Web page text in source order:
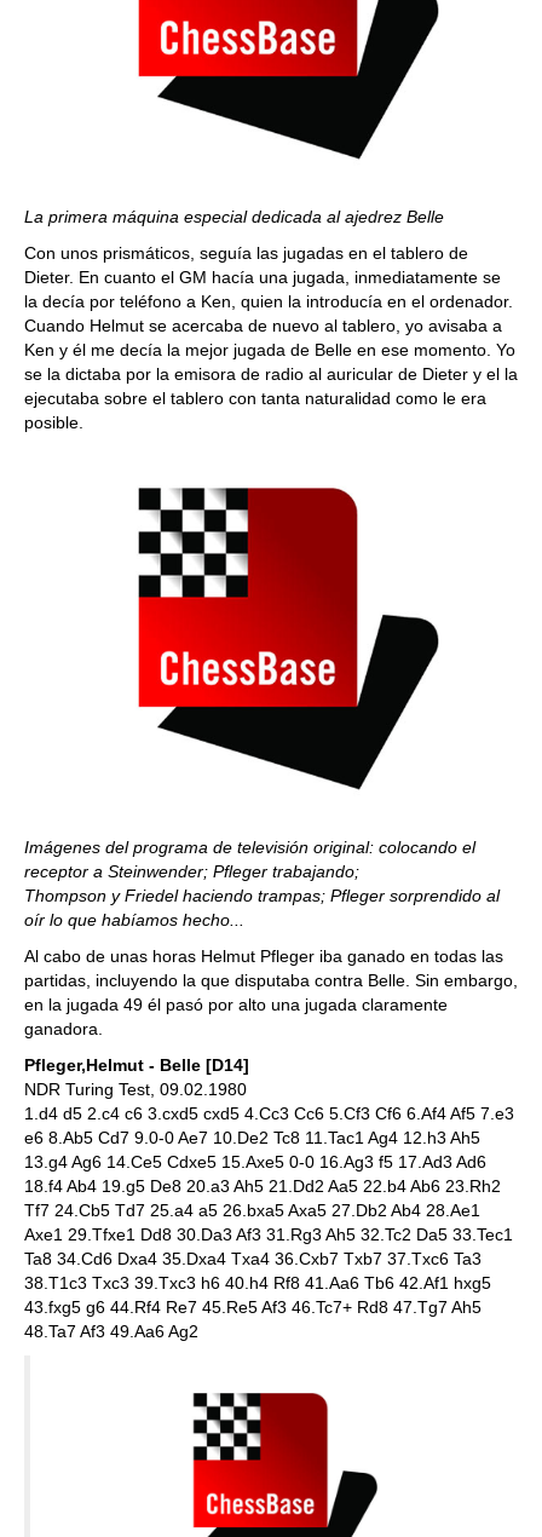
La primera máquina especial dedicada al ajedrez Belle
Con unos prismáticos, seguía las jugadas en el tablero de
Dieter. En cuanto el GM hacía una jugada, inmediatamente se
la decía por teléfono a Ken, quien la introducía en el ordenador.
Cuando Helmut se acercaba de nuevo al tablero, yo avisaba a
Ken y él me decía la mejor jugada de Belle en ese momento. Yo
se la dictaba por la emisora de radio al auricular de Dieter y el la
ejecutaba sobre el tablero con tanta naturalidad como le era
posible.
Imágenes del programa de televisión original: colocando el
receptor a Steinwender; Pfleger trabajando;
Thompson y Friedel haciendo trampas; Pfleger sorprendido al
oír lo que habíamos hecho...
Al cabo de unas horas Helmut Pfleger iba ganado en todas las
partidas, incluyendo la que disputaba contra Belle. Sin embargo,
en la jugada 49 él pasó por alto una jugada claramente
ganadora.
Pfleger,Helmut - Belle [D14]
NDR Turing Test, 09.02.1980
1.d4 d5 2.c4 c6 3.cxd5 cxd5 4.Cc3 Cc6 5.Cf3 Cf6 6.Af4 Af5 7.e3
e6 8.Ab5 Cd7 9.0-0 Ae7 10.De2 Tc8 11.Tac1 Ag4 12.h3 Ah5
13.g4 Ag6 14.Ce5 Cdxe5 15.Axe5 0-0 16.Ag3 f5 17.Ad3 Ad6
18.f4 Ab4 19.g5 De8 20.a3 Ah5 21.Dd2 Aa5 22.b4 Ab6 23.Rh2
Tf7 24.Cb5 Td7 25.a4 a5 26.bxa5 Axa5 27.Db2 Ab4 28.Ae1
Axe1 29.Tfxe1 Dd8 30.Da3 Af3 31.Rg3 Ah5 32.Tc2 Da5 33.Tec1
Ta8 34.Cd6 Dxa4 35.Dxa4 Txa4 36.Cxb7 Txb7 37.Txc6 Ta3
38.T1c3 Txc3 39.Txc3 h6 40.h4 Rf8 41.Aa6 Tb6 42.Af1 hxg5
43.fxg5 g6 44.Rf4 Re7 45.Re5 Af3 46.Tc7+ Rd8 47.Tg7 Ah5
48.Ta7 Af3 49.Aa6 Ag2